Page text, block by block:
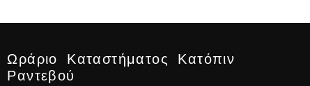
Ωράριο Καταστήματος Κατόπιν
Ραντεβού